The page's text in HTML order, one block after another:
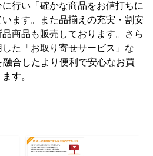
行い「確かな商品をお値打ちに
ます。また品揃えの充実・割安
商品も販売しております。さら
た「お取り寄せサービス」な
合したより便利で安心なお買
す。